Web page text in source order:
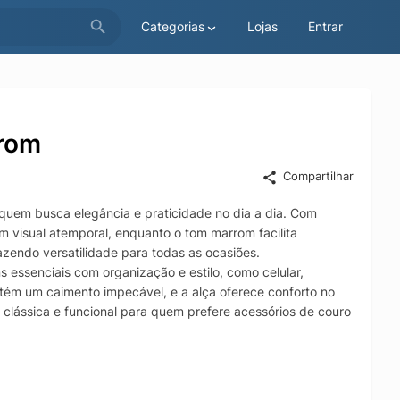
Categorias Lojas Entrar
Compartilhar
busca elegância e praticidade no dia a dia. Com
visual atemporal, enquanto o tom marrom facilita
versatilidade para todas as ocasiões.
com organização e estilo, como celular,
um caimento impecável, e a alça oferece conforto no
e funcional para quem prefere acessórios de couro